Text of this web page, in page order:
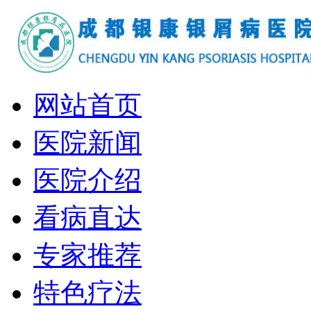
网站首页
医院新闻
医院介绍
看病直达
专家推荐
特色疗法